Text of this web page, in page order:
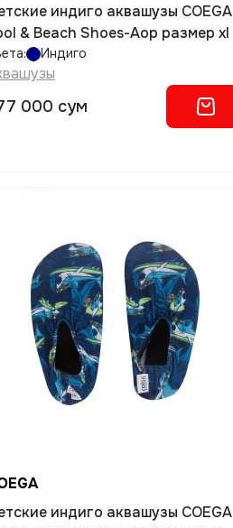
индиго аквашузы COEGA
& Beach Shoes-Aop размер xl
Индиго
000 сум
индиго аквашузы COEGA